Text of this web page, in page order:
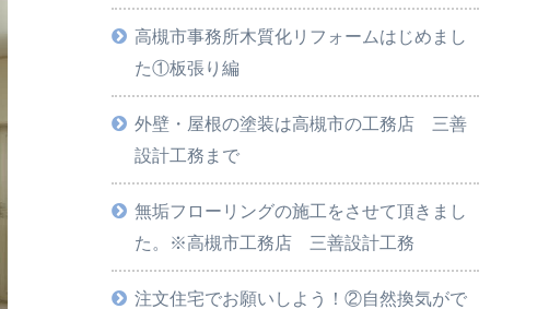
高槻市事務所木質化リフォームはじめまし
た①板張り編
外壁・屋根の塗装は高槻市の工務店 三善
設計工務まで
無垢フローリングの施工をさせて頂きまし
た。※高槻市工務店 三善設計工務
注文住宅でお願いしよう！②自然換気がで